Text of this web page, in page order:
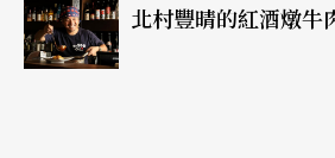
聞電視經常出現的災區殘破場景
面的混亂不清，人們收拾災後殘
北村豐晴的紅酒燉牛